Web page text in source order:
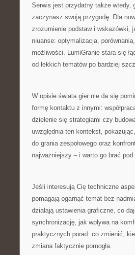
Serwis jest przydatny także wtedy,
zaczynasz swoją przygodę. Dla
zrozumienie podstaw i wskazówki,
niuanse: optymalizacja,
możliwości. LumiGranie stara się
od lekkich tematów po bardziej
W opisie świata gier nie da się
formę kontaktu z innymi:
dzielenie się strategiami czy
uwzględnia ten kontekst,
do grania zespołowego oraz
najważniejszy – i warto go brać
Jeśli interesują Cię techniczne
pomagają ogarnąć temat bez
działają ustawienia graficzne, co
synchronizację, jak wpływa na
praktycznych porad: co zmienić,
zmiana faktycznie pomogła.